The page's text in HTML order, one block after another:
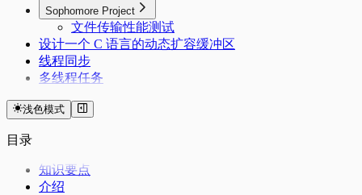
Sophomore Project
文件传输性能测试
设计一个 C 语言的动态扩容缓冲区
线程同步
多线程任务
浅色模式
目录
知识要点
介绍